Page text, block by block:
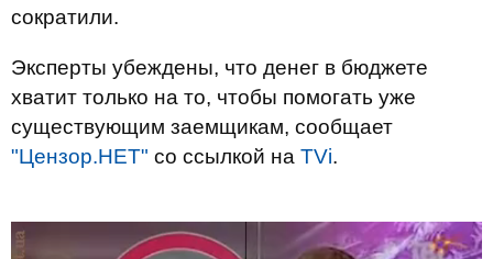
сократили.
Эксперты убеждены, что денег в бюджете
хватит только на то, чтобы помогать уже
существующим заемщикам, сообщает
"Цензор.НЕТ" со ссылкой на TVi.